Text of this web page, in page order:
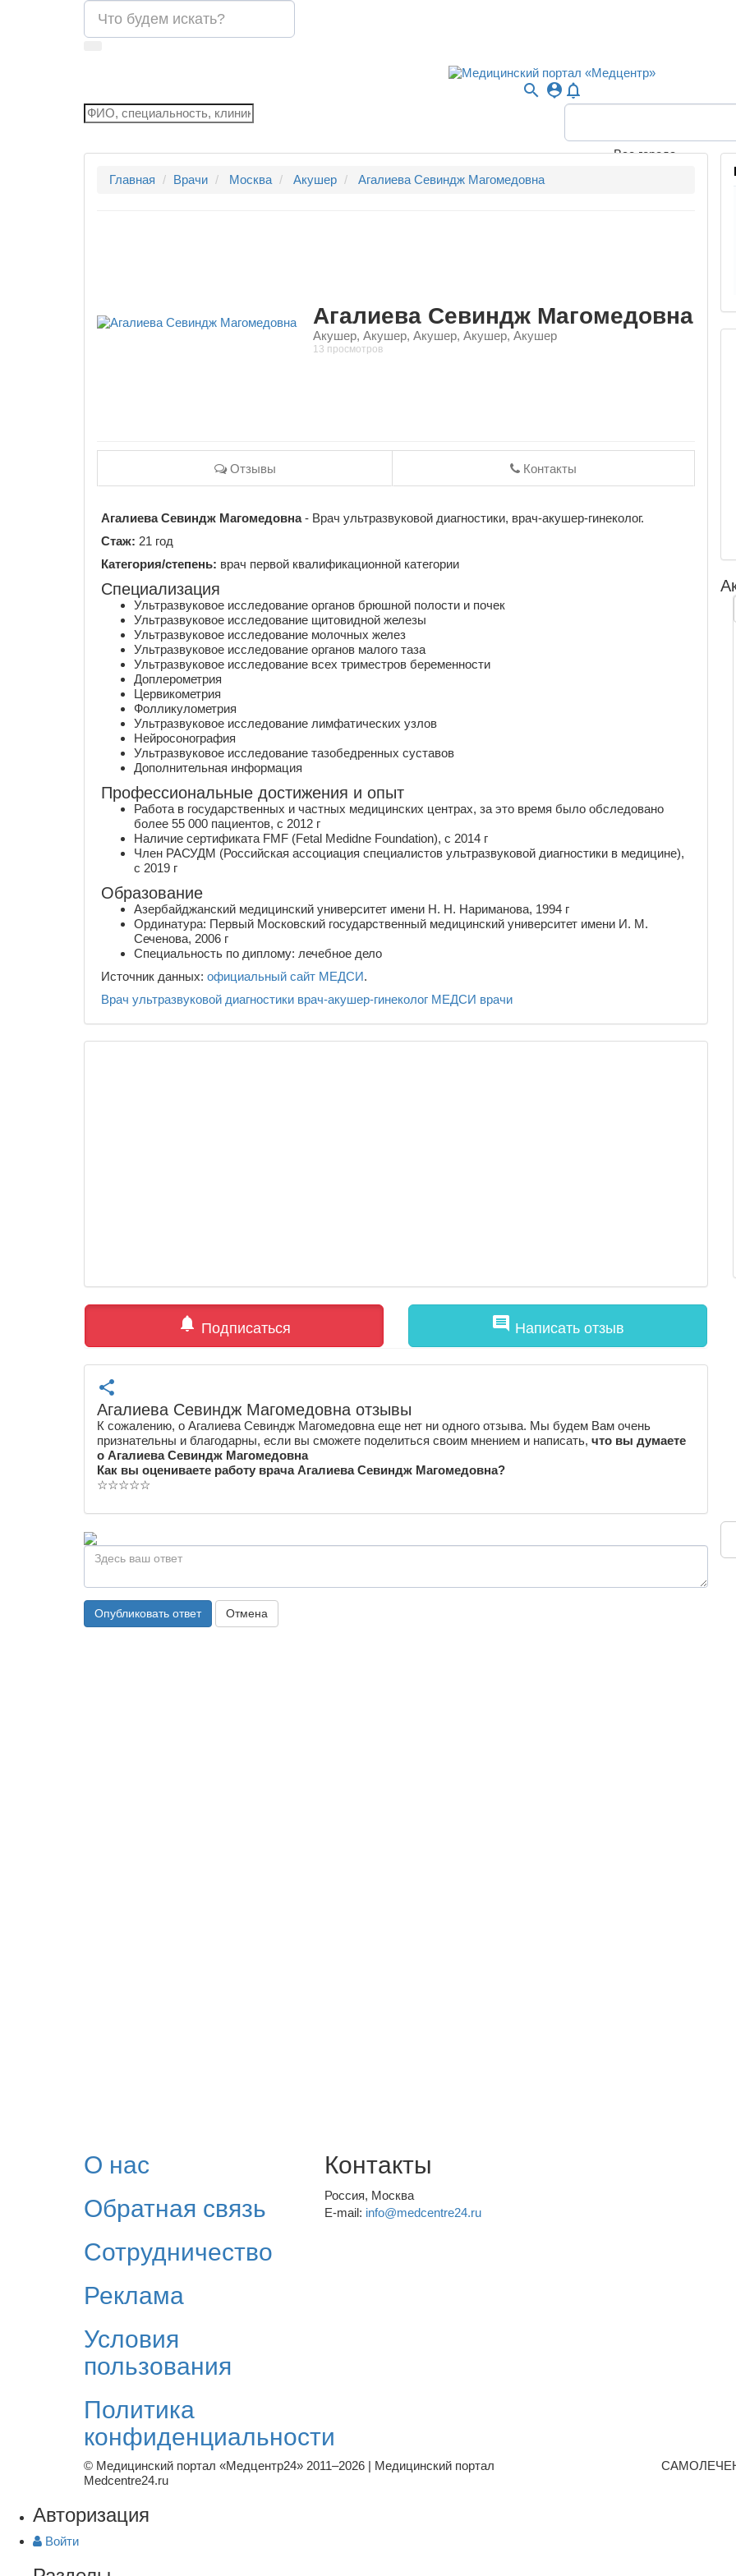
search person_pin notifications_none
Все города
Главная
Врачи Москва Акушер Агалиева Севиндж Магомедовна
Агалиева Севиндж Магомедовна
Акушер, Акушер, Акушер, Акушер, Акушер
13 просмотров
Отзывы Контакты
Агалиева Севиндж Магомедовна- Врач ультразвуковой диагностики, врач-акушер-гинеколог.
Стаж: 21 год
Категория/степень: врач первой квалификационной категории
Специализация
Ультразвуковое исследование органов брюшной полости и почек
Ультразвуковое исследование щитовидной железы
Ультразвуковое исследование молочных желез
Ультразвуковое исследование органов малого таза
Ультразвуковое исследование всех триместров беременности
Доплерометрия
Цервикометрия
Фолликулометрия
Ультразвуковое исследование лимфатических узлов
Нейросонография
Ультразвуковое исследование тазобедренных суставов
Дополнительная информация
Профессиональные достижения и опыт
Работа в государственных и частных медицинских центрах, за это время было обследовано
более 55 000 пациентов, с 2012 г
Наличие сертификата FMF (Fetal Medidne Foundation), с 2014 г
Член РАСУДМ (Российская ассоциация специалистов ультразвуковой диагностики в медицине),
с 2019 г
Образование
Азербайджанский медицинский университет имени Н. Н. Нариманова, 1994 г
Ординатура: Первый Московский государственный медицинский университет имени И. М.
Сеченова, 2006 г
Специальность по диплому: лечебное дело
Источник данных: официальный сайт МЕДСИ.
Врач ультразвуковой диагностики врач-акушер-гинеколог МЕДСИ врачи
notifications Подписаться comment Написать отзыв
share
Агалиева Севиндж Магомедовна отзывы
К сожалению, о Агалиева Севиндж Магомедовна еще нет ни одного отзыва. Мы будем Вам очень
признательны и благодарны, если вы сможете поделиться своим мнением и написать, что вы думаете
о Агалиева Севиндж Магомедовна
Как вы оцениваете работу врача Агалиева Севиндж Магомедовна?
☆☆☆☆☆
Опубликовать ответ Отмена
О нас
Обратная связь
Сотрудничество
Реклама
Условия
пользования
Политика
конфиденциальности
Контакты
Россия, Москва
E-mail: info@medcentre24.ru
© Медицинский портал «Медцентр24» 2011–2026 | Медицинский портал
Medcentre24.ru
Авторизация
Войти